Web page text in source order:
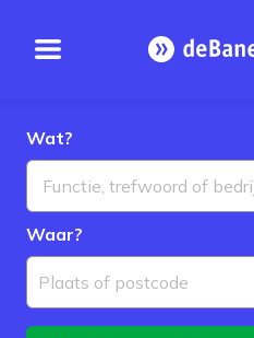
Open menu
Wat?
Waar?
Plaats of postcode